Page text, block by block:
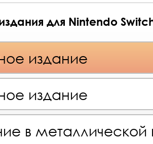
для Nintendo
издание
издание
в металлической